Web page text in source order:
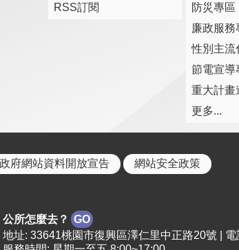
RSS訂閱
防災專區
廉政服務
性別主流
節電宣導
重大計畫
更多...
政府網站資料開放宣告 網站安全政策
公所怎麼去？
GO
地址: 33641桃園市復興區澤仁里中正路20號 |